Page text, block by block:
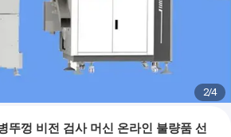
2/4
뚜껑 비전 검사 머신 온라인 불량품 선